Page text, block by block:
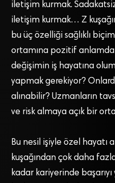
iletişim kurmak.
iletişim kurmak… Z
bu üç özelliği sağlıklı
ortamına pozitif anlamda
değişimin iş hayatına
yapmak gerekiyor?
alınabilir? Uzmanların
ve risk almaya açık bir
Bu nesil işiyle özel hayatı
kuşağından çok daha
kadar kariyerinde başarıyı